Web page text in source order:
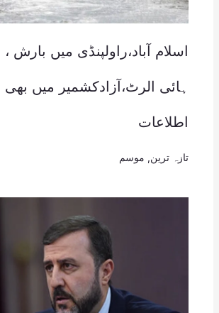
اسلام آباد،راولپنڈی میں بارش ،
ہائی الرٹ،آزادکشمیر میں
اطلاعات
تازہ ترین موسم